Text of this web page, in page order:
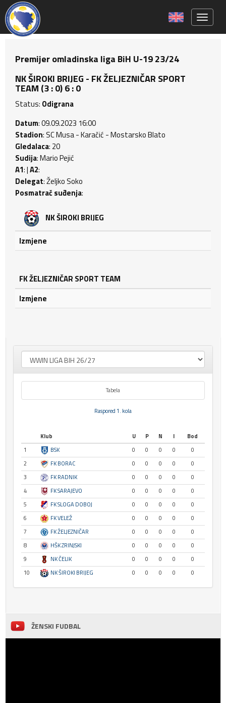
Premijer omladinska liga BiH U-19 23/24
NK ŠIROKI BRIJEG - FK ŽELJEZNIČAR SPORT
TEAM (3 : 0) 6 : 0
Status: Odigrana
Datum: 09.09.2023 16:00
Stadion: SC Musa - Karačić - Mostarsko Blato
Gledalaca: 20
Sudija: Mario Pejić
A1: |A2:
Delegat: Željko Soko
Posmatrač suđenja:
NK ŠIROKI BRIJEG
Izmjene
FK ŽELJEZNIČAR SPORT TEAM
Izmjene
Tabela
Raspored 1. kola
Klub U P N I
Bod
1
BSK 0 0 0 0
0
2
FK BORAC 0 0 0 0
0
3
FK RADNIK 0 0 0 0
0
4
FK SARAJEVO 0 0 0 0
0
5
FK SLOGA DOBOJ 0 0 0 0
0
6
FK VELEŽ 0 0 0 0
0
7
FK ŽELJEZNIČAR 0 0 0 0
0
8
HŠK ZRINJSKI 0 0 0 0
0
9
NK ČELIK 0 0 0 0
0
10
NK ŠIROKI BRIJEG 0 0 0 0 0
ŽENSKI FUDBAL